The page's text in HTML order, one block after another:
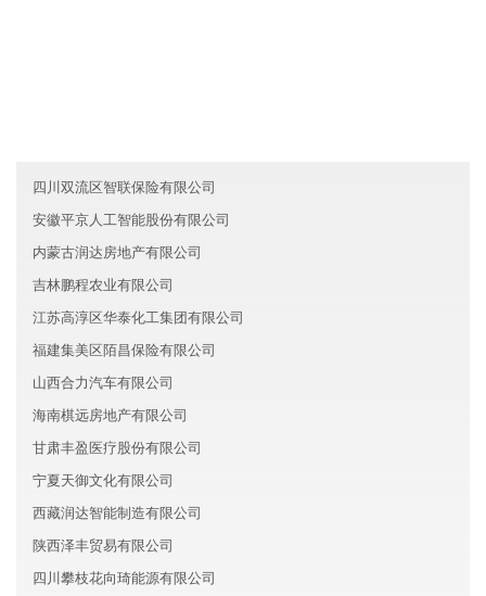
四川双流区智联保险有限公司
安徽平京人工智能股份有限公司
内蒙古润达房地产有限公司
吉林鹏程农业有限公司
江苏高淳区华泰化工集团有限公司
福建集美区陌昌保险有限公司
山西合力汽车有限公司
海南棋远房地产有限公司
甘肃丰盈医疗股份有限公司
宁夏天御文化有限公司
西藏润达智能制造有限公司
陕西泽丰贸易有限公司
四川攀枝花向琦能源有限公司